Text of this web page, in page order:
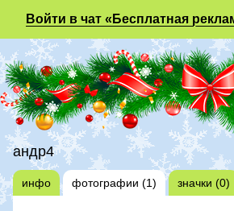
Войти в чат «Бесплатная
андр4
инфо фотографии (1) значки (0)